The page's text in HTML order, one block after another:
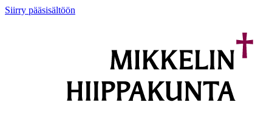
Siirry pääsisältöön